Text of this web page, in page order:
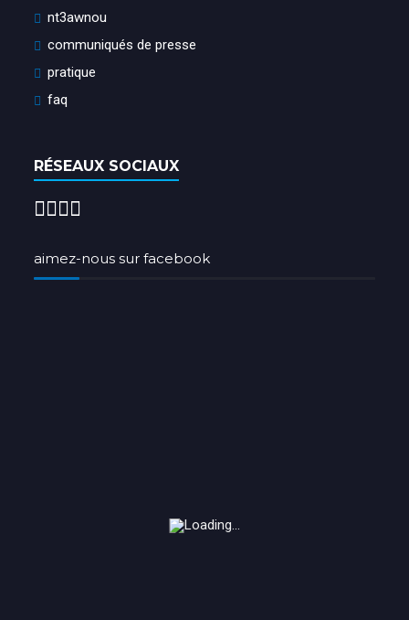
nt3awnou
communiqués de presse
pratique
faq
RÉSEAUX SOCIAUX
aimez-nous sur facebook